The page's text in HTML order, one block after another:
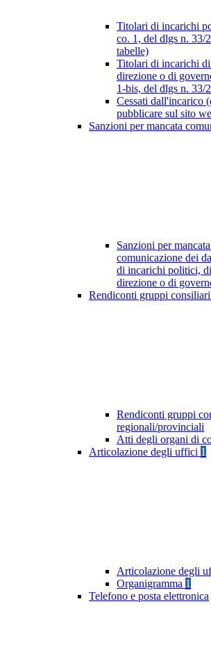
Titolari di incarichi
co. 1, del dlgs n. 33/
tabelle)
Titolari di incarichi
direzione o di
1-bis, del dlgs n. 33/
Cessati dall'incarico
pubblicare sul sito
Sanzioni per mancata
Sanzioni per
comunicazione dei
di incarichi politici,
direzione o di
Rendiconti gruppi
Rendiconti gruppi
regionali/provinciali
Atti degli organi di
Articolazione degli uffici 1
Articolazione degli
Organigramma 1
Telefono e posta elettronica